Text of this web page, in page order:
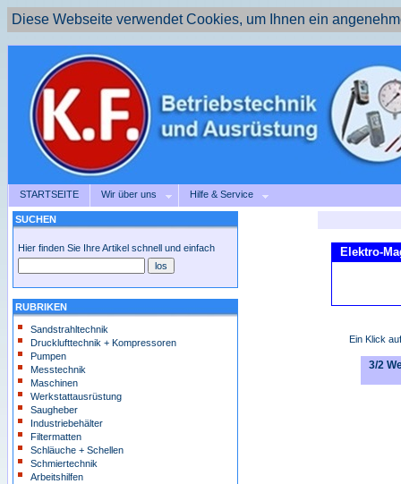
Diese Webseite verwendet Cookies, um Ihnen ein
STARTSEITE Wir über uns Hilfe & Service
SUCHEN
Hier finden Sie Ihre Artikel schnell und einfach
RUBRIKEN
Sandstrahltechnik
Drucklufttechnik + Kompressoren
Pumpen
Messtechnik
Maschinen
Werkstattausrüstung
Saugheber
Industriebehälter
Filtermatten
Schläuche + Schellen
Schmiertechnik
Arbeitshilfen
Elektro-
Ein Klick
3/2